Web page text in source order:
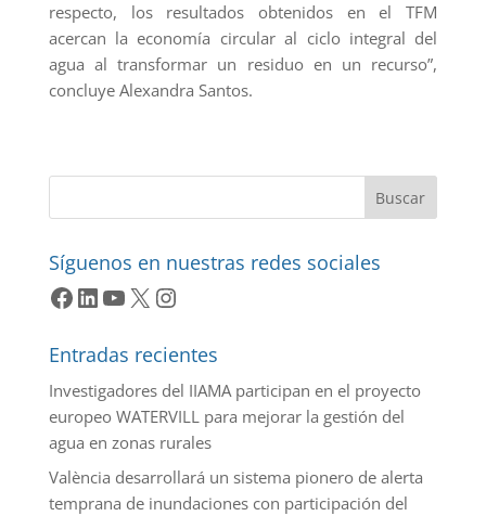
respecto, los resultados obtenidos en el TFM
acercan la economía circular al ciclo integral del
agua al transformar un residuo en un recurso”,
concluye Alexandra Santos.
Buscar
Síguenos en nuestras redes sociales
Facebook
LinkedIn
YouTube
X Instagram
Entradas recientes
Investigadores del IIAMA participan en el proyecto
europeo WATERVILL para mejorar la gestión del
agua en zonas rurales
València desarrollará un sistema pionero de alerta
temprana de inundaciones con participación del